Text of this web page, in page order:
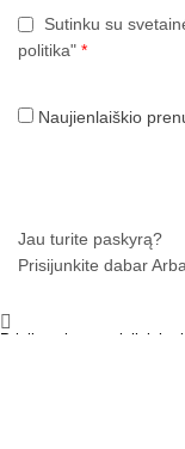

Sutinku su
politika" *
Naujienlaiškio
Jau turite paskyrą?
Prisijunkite dabarArba
Prisijungti su socialiniais